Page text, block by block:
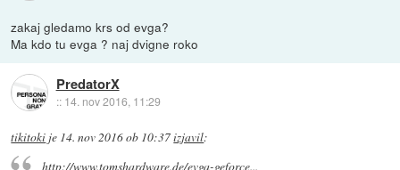
zakaj gledamo krs od evga?
Ma kdo tu evga ? naj dvigne roko
PredatorX
:: 14. nov 2016, 11:29
tikitoki je 14. nov 2016 ob 10:37izjavil:
http://www.tomshardware.de/evga-geforce...